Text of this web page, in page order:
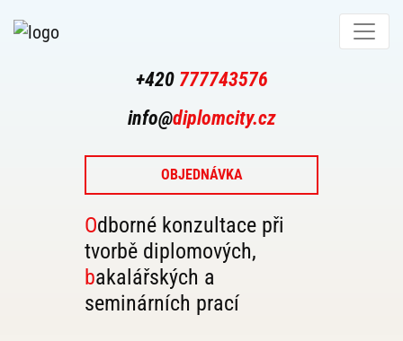
+420 777743576
info@diplomcity.cz
OBJEDNÁVKA
Odborné konzultace při
tvorbě diplomových,
bakalářských a
seminárních prací